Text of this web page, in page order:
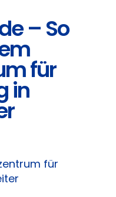
– So
für
in
für